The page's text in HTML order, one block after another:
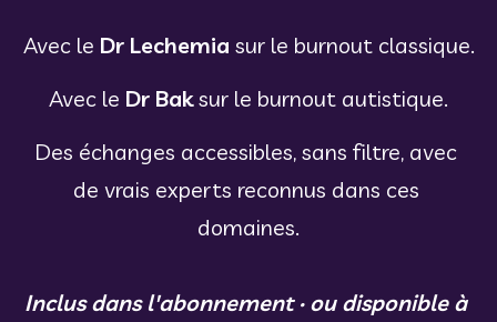
Avec le Dr Lechemia sur le burnout classique.
Avec le Dr Bak sur le burnout autistique.
Des échanges accessibles, sans filtre, avec
de vrais experts reconnus dans ces
domaines.
Inclus dans l'abonnement · ou disponible à